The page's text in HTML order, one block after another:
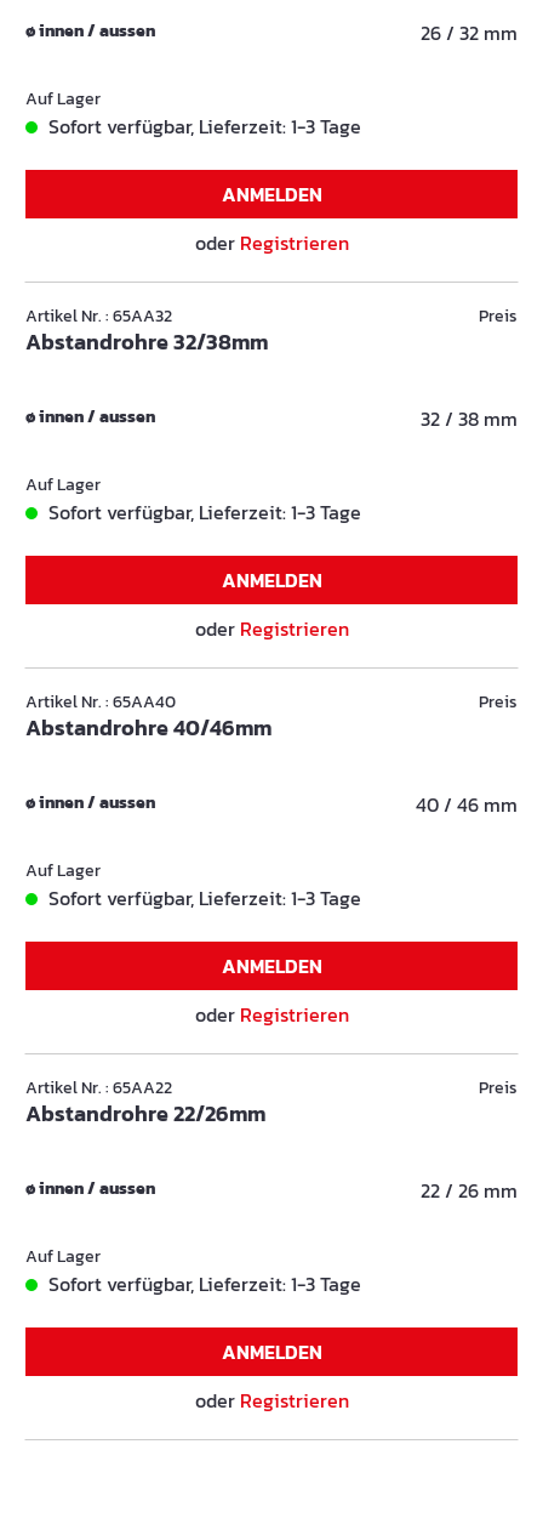
ø innen / aussen 26 / 32 mm
Auf Lager
Sofort verfügbar, Lieferzeit: 1-3 Tage
ANMELDEN
oder Registrieren
Artikel Nr. : 65AA32
Abstandrohre 32/38mm
Preis
ø innen / aussen 32 / 38 mm
Auf Lager
Sofort verfügbar, Lieferzeit: 1-3 Tage
ANMELDEN
oder Registrieren
Artikel Nr. : 65AA40
Abstandrohre 40/46mm
Preis
ø innen / aussen 40 / 46 mm
Auf Lager
Sofort verfügbar, Lieferzeit: 1-3 Tage
ANMELDEN
oder Registrieren
Artikel Nr. : 65AA22
Abstandrohre 22/26mm
Preis
ø innen / aussen 22 / 26 mm
Auf Lager
Sofort verfügbar, Lieferzeit: 1-3 Tage
ANMELDEN
oder Registrieren